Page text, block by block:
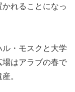
れることになっ
ル・モスクと大学
はアラブの春で
。